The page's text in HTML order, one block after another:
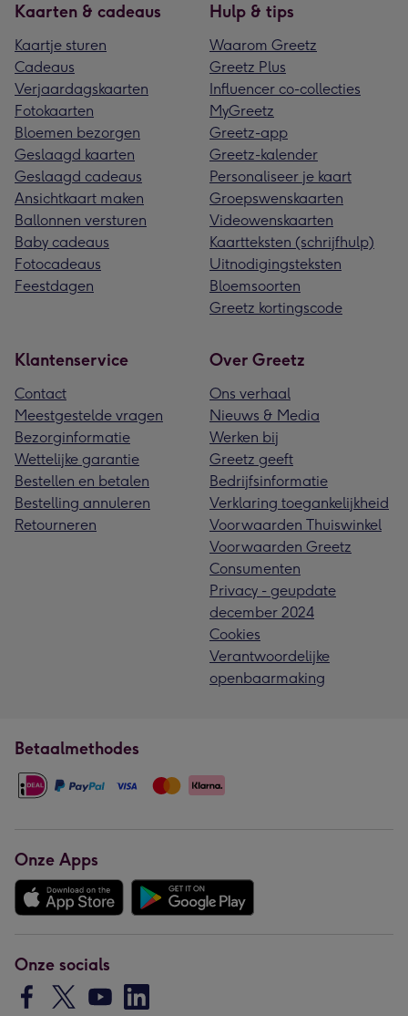
Kaarten & cadeaus
Kaartje sturen
Cadeaus
Verjaardagskaarten
Fotokaarten
Bloemen bezorgen
Geslaagd kaarten
Geslaagd cadeaus
Ansichtkaart maken
Ballonnen versturen
Baby cadeaus
Fotocadeaus
Feestdagen
Hulp & tips
Waarom Greetz
Greetz Plus
Influencer co-collecties
MyGreetz
Greetz-app
Greetz-kalender
Personaliseer je kaart
Groepswenskaarten
Videowenskaarten
Kaartteksten (schrijfhulp)
Uitnodigingsteksten
Bloemsoorten
Greetz kortingscode
Klantenservice
Contact
Meestgestelde vragen
Bezorginformatie
Wettelijke garantie
Bestellen en betalen
Bestelling annuleren
Retourneren
Over Greetz
Ons verhaal
Nieuws & Media
Werken bij
Greetz geeft
Bedrijfsinformatie
Verklaring toegankelijkheid
Voorwaarden Thuiswinkel
Voorwaarden Greetz
Consumenten
Privacy - geupdate
december 2024
Cookies
Verantwoordelijke
openbaarmaking
Betaalmethodes
Onze Apps
Onze socials